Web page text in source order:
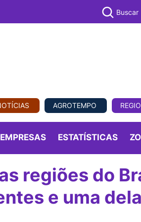
AGROVIAGENS
Buscar
AGROTEMPO
EMPRESAS ESTATÍSTICAS
regiões do
e uma